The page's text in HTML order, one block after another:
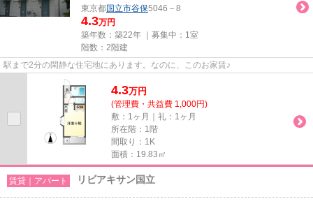
東京都国立市谷保5046－8
4.3万円
築年数：築22年 ｜募集中： 1室
階数：2階建
駅まで2分の閑静な住宅地にあります。なのに、このお家賃♪
4.3万円
(管理費・共益費 1,000円)
敷：1ヶ月｜礼：1ヶ月
所在階：1階
間取り：1K
面積：19.83㎡
賃貸｜アパート リビアキサン国立